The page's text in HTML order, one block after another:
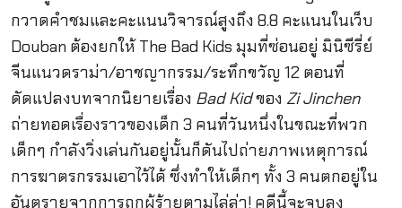
กวาดคำชมและคะแนนวิจารณ์สูงถึง 8.8 คะแนนในเว็บ
Douban ต้องยกให้ The Bad Kids มุมที่ซ่อนอยู่ มินิซีรี่ย์
จีนแนวดราม่า/อาชญากรรม/ระทึกขวัญ 12 ตอนที่
ดัดแปลงบทจากนิยายเรื่อง Bad Kidของ Zi Jinchen
ถ่ายทอดเรื่องราวของเด็ก 3 คนที่วันหนึ่งในขณะที่พวก
เด็กๆ กำลังวิ่งเล่นกันอยู่นั้นก็ดันไปถ่ายภาพเหตุการณ์
การฆาตรกรรมเอาไว้ได้ ซึ่งทำให้เด็กๆ ทั้ง 3 คนตกอยู่ใน
อันตรายจากการถูกผู้ร้ายตามไล่ล่า! คดีนี้จะจบลง